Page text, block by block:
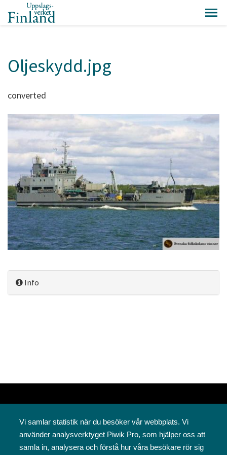
Oljeskydd.jpg
converted
Info
Vi samlar statistik när du besöker vår webbplats. Vi
använder analysverktyget Piwik Pro, som hjälper oss att
samla in, analysera och förstå hur våra besökare rör sig